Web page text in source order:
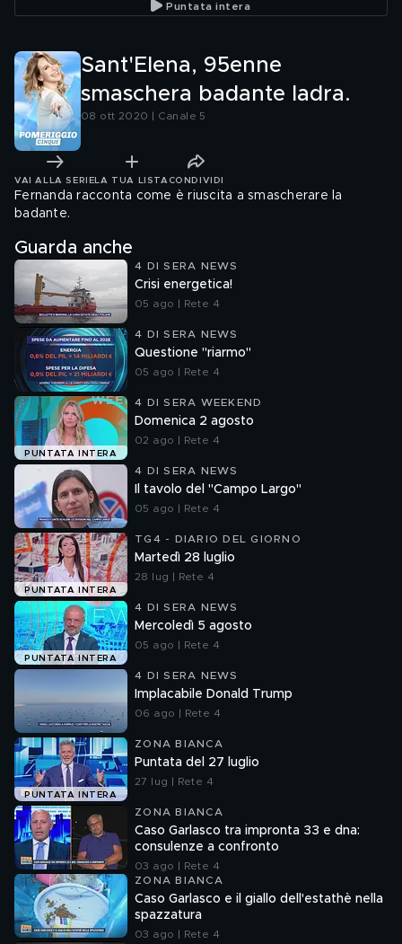
Puntata intera
Sant'Elena, 95enne
smaschera badante ladra.
08 ott 2020 | Canale 5
VAI ALLA SERIE LA TUA LISTA CONDIVIDI
Fernanda racconta come è riuscita a smascherare la
badante.
Guarda anche
4 DI SERA NEWS
Crisi energetica!
05 ago | Rete 4
4 DI SERA NEWS
Questione "riarmo"
05 ago | Rete 4
PUNTATA INTERA
4 DI SERA WEEKEND
Domenica 2 agosto
02 ago | Rete 4
4 DI SERA NEWS
Il tavolo del "Campo Largo"
05 ago | Rete 4
PUNTATA INTERA
TG4 - DIARIO DEL GIORNO
Martedì 28 luglio
28 lug | Rete 4
PUNTATA INTERA
4 DI SERA NEWS
Mercoledì 5 agosto
05 ago | Rete 4
4 DI SERA NEWS
Implacabile Donald Trump
06 ago | Rete 4
PUNTATA INTERA
ZONA BIANCA
Puntata del 27 luglio
27 lug | Rete 4
ZONA BIANCA
Caso Garlasco tra impronta 33 e dna:
consulenze a confronto
03 ago | Rete 4
ZONA BIANCA
Caso Garlasco e il giallo dell'estathè nella
spazzatura
03 ago | Rete 4